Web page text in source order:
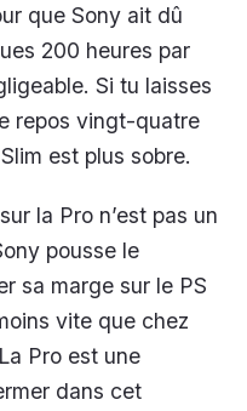
que Sony ait dû
200 heures par
Si tu laisses
repos vingt-quatre
est plus sobre.
la Pro n’est pas un
pousse le
sa marge sur le PS
vite que chez
Pro est une
dans cet